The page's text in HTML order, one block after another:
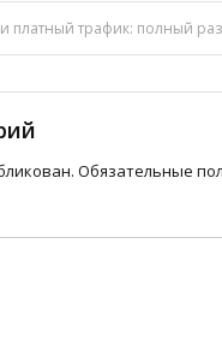
платный трафик: полный
Обязательные